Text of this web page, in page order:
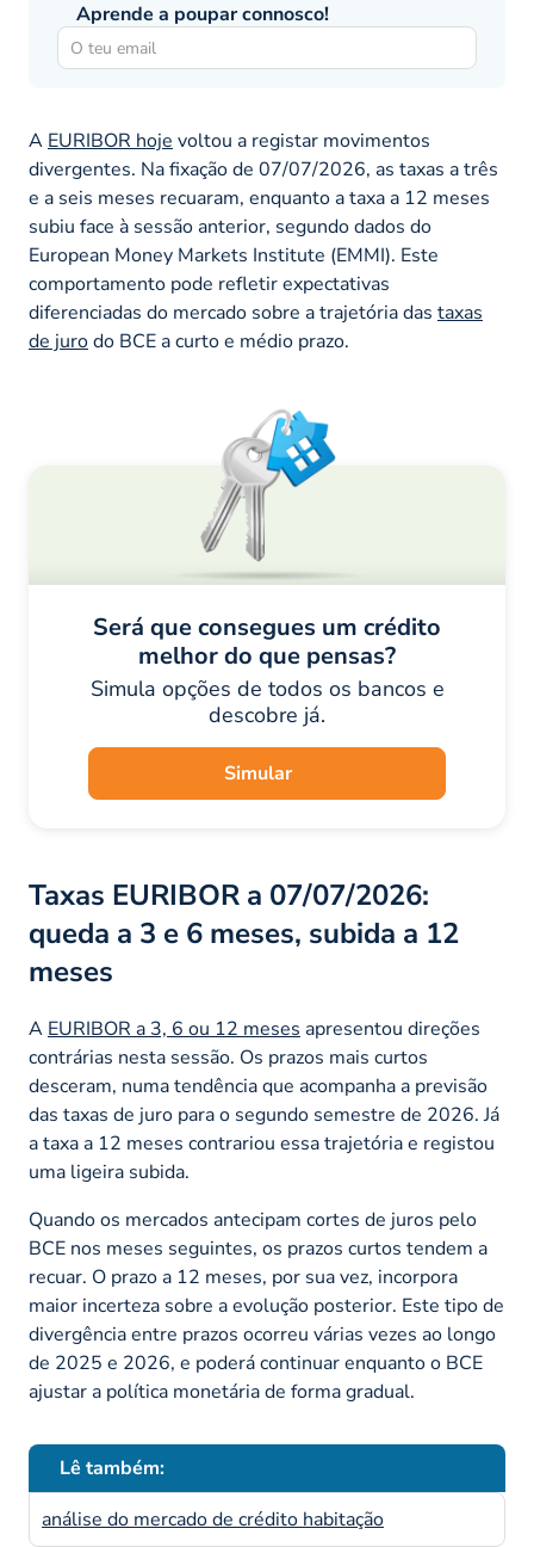
Aprende a poupar connosco!
A EURIBOR hoje voltou a registar movimentos
divergentes. Na fixação de 07/07/2026, as taxas a três
e a seis meses recuaram, enquanto a taxa a 12 meses
subiu face à sessão anterior, segundo dados do
European Money Markets Institute (EMMI). Este
comportamento pode refletir expectativas
diferenciadas do mercado sobre a trajetória das taxas
de jurodo BCE a curto e médio prazo.
Será que consegues um crédito
melhor do que pensas?
Simula opções de todos os bancos e
descobre já.
Simular
Taxas EURIBOR a 07/07/2026:
queda a 3 e 6 meses, subida a 12
meses
A EURIBOR a 3, 6 ou 12 meses apresentou direções
contrárias nesta sessão. Os prazos mais curtos
desceram, numa tendência que acompanha a previsão
das taxas de juro para o segundo semestre de 2026. Já
a taxa a 12 meses contrariou essa trajetória e registou
uma ligeira subida.
Quando os mercados antecipam cortes de juros pelo
BCE nos meses seguintes, os prazos curtos tendem a
recuar. O prazo a 12 meses, por sua vez, incorpora
maior incerteza sobre a evolução posterior. Este tipo de
divergência entre prazos ocorreu várias vezes ao longo
de 2025 e 2026, e poderá continuar enquanto o BCE
ajustar a política monetária de forma gradual.
Lê também:
análise do mercado de crédito habitação